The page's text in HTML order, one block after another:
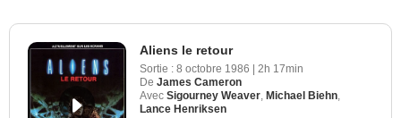
Aliens le retour
Sortie : 8 octobre 1986 | 2h 17min
De James Cameron
Avec Sigourney Weaver Michael Biehn
Lance Henriksen